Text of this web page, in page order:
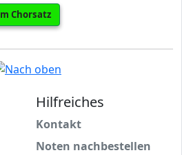
Chorsatz
Hilfreiches
Kontakt
Noten nachbestellen